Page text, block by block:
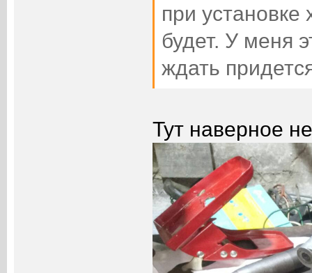
при
будет. У меня
ждать
Тут наверное